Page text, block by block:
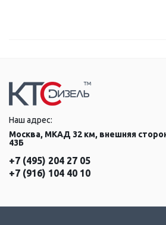
Наш адрес:
Москва, МКАД 32 км, внешняя
43Б
+7 (495) 204 27 05
+7 (916) 104 40 10